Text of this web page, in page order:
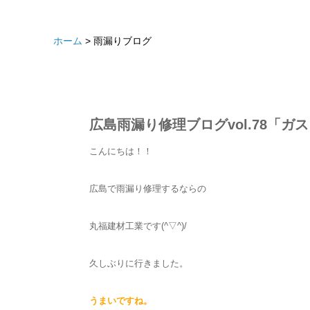
ホーム > 雨漏りブログ
広島雨漏り修理ブログvol.78「ガ
こんにちは！！
広島で雨漏り修理するならの
丸福建材工業です(^▽^)/
久しぶりに行きました。
うまいですね。